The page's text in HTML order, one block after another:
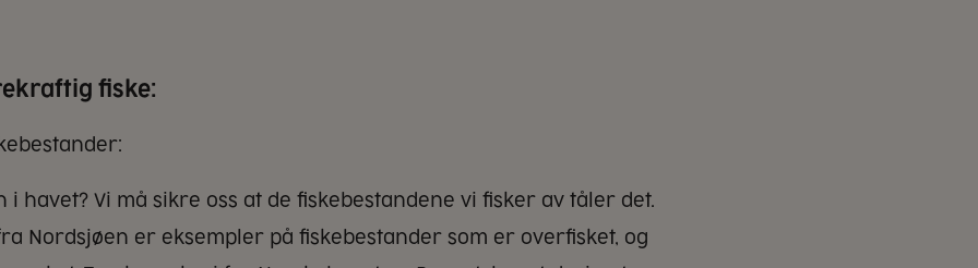
fiske:
i havet? Vi må sikre oss at de fiskebestandene vi fisker av tåler det.
Nordsjøen er eksempler på fiskebestander som er overfisket, og